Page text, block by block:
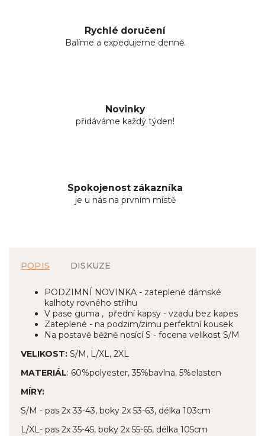
Rychlé doručení
Balíme a expedujeme denně.
Novinky
přidáváme každý týden!
Spokojenost zákazníka
je u nás na prvním místě
POPIS DISKUZE
PODZIMNÍ NOVINKA - zateplené dámské
kalhoty rovného střihu
V pase guma , přední kapsy - vzadu bez kapes
Zateplené - na podzim/zimu perfektní kousek
Na postavě běžně nosící S - focena velikost S/M
VELIKOST: S/M, L/XL, 2XL
MATERIÁL: 60%polyester, 35%bavlna, 5%elasten
MÍRY:
S/M - pas 2x 33-43, boky 2x 53-63, délka 103cm
L/XL- pas 2x 35-45, boky 2x 55-65, délka 105cm